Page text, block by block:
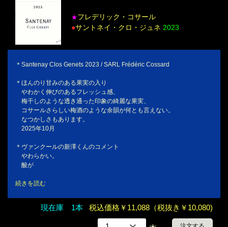
★フレデリック・コサール
●サントネイ・クロ・ジュネ 2023
＊Santenay Clos Genets 2023 / SARL Frédéric Cossard
＊ほんのり甘みのある果実の入り
やわかく伸びのあるフレッシュ感、
梅干しのような透き通った印象の綺麗な果実、
コサールさらしい梅酒のような余韻が何とも言えない。
なつかしさもあります。
2025年10月
＊ヴァンクールの新澤くんのコメント
やわらかい。
酸が
続きを読む
現在庫 1本 税込価格￥11,088（税抜き￥10,080)